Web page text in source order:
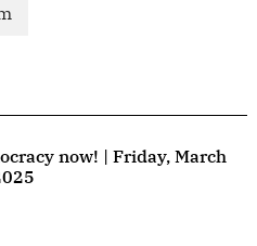
now! | Friday, March